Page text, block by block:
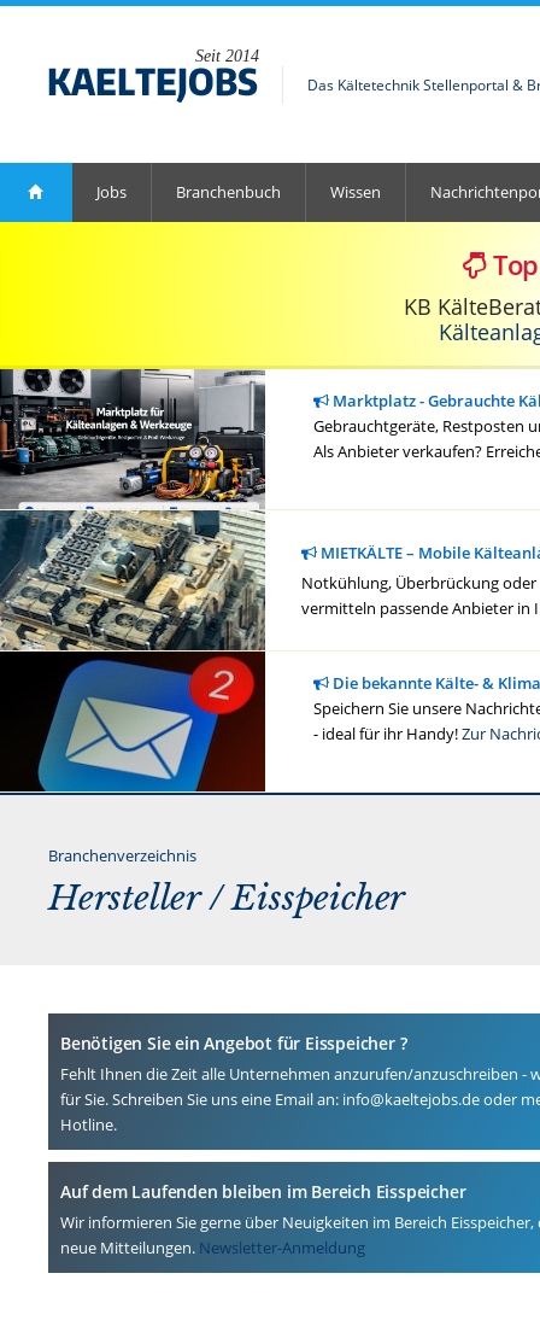
Seit 2014
Das Kältetechnik Stellenportal &
Jobs Branchenbuch Wissen
KB
Marktplatz - Gebrauchte
Gebrauchtgeräte, Restposten
Als Anbieter verkaufen?
MIETKÄLTE – Mobile
Notkühlung, Überbrückung
vermitteln passende Anbieter in
Die bekannte Kälte- &
Speichern Sie unsere
- ideal für ihr Handy!Zur
Branchenverzeichnis
Hersteller / Eisspeicher
Benötigen Sie ein Angebot für Eisspeicher ?
Fehlt Ihnen die Zeit alle Unternehmen anzurufen/anzuschreiben -
für Sie. Schreiben Sie uns eine Email an: info@kaeltejobs.de oder
Hotline.
Auf dem Laufenden bleiben im Bereich Eisspeicher
Wir informieren Sie gerne über Neuigkeiten im Bereich
neue Mitteilungen. Newsletter-Anmeldung